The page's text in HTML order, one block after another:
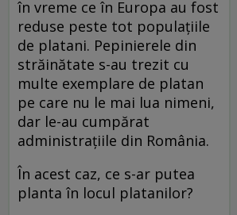
în vreme ce în Europa au fost
reduse peste tot populațiile
de platani. Pepinierele din
străinătate s-au trezit cu
multe exemplare de platan
pe care nu le mai lua nimeni,
dar le-au cumpărat
administrațiile din România.
În acest caz, ce s-ar putea
planta în locul platanilor?